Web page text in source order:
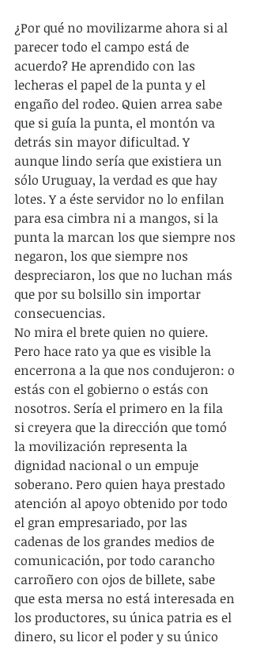
¿Por qué no movilizarme ahora si al
parecer todo el campo está de
acuerdo? He aprendido con las
lecheras el papel de la punta y el
engaño del rodeo. Quien arrea sabe
que si guía la punta, el montón va
detrás sin mayor dificultad. Y
aunque lindo sería que existiera un
sólo Uruguay, la verdad es que hay
lotes. Y a éste servidor no lo enfilan
para esa cimbra ni a mangos, si la
punta la marcan los que siempre nos
negaron, los que siempre nos
despreciaron, los que no luchan más
que por su bolsillo sin importar
consecuencias.
No mira el brete quien no quiere.
Pero hace rato ya que es visible la
encerrona a la que nos condujeron: o
estás con el gobierno o estás con
nosotros. Sería el primero en la fila
si creyera que la dirección que tomó
la movilización representa la
dignidad nacional o un empuje
soberano. Pero quien haya prestado
atención al apoyo obtenido por todo
el gran empresariado, por las
cadenas de los grandes medios de
comunicación, por todo carancho
carroñero con ojos de billete, sabe
que esta mersa no está interesada en
los productores, su única patria es el
dinero, su licor el poder y su único